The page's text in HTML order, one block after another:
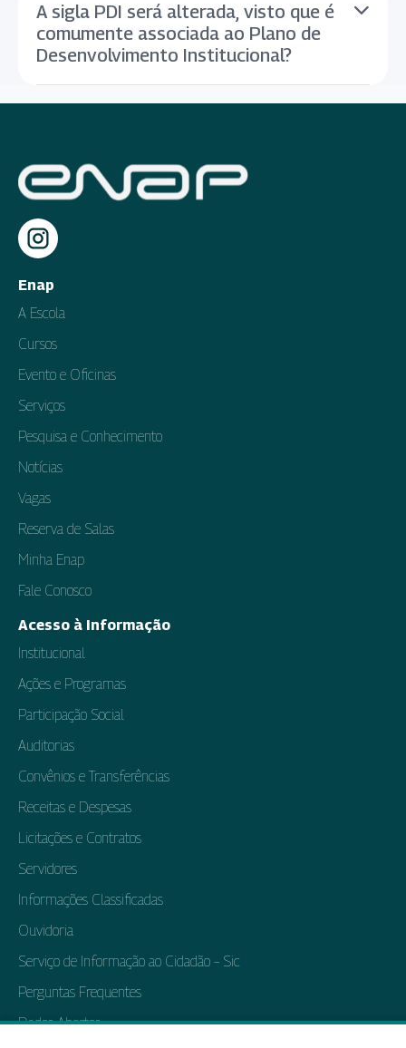
A sigla PDI será alterada, visto que é
comumente associada ao Plano de
Desenvolvimento Institucional?
Enap
A Escola
Cursos
Evento e Oficinas
Serviços
Pesquisa e Conhecimento
Notícias
Vagas
Reserva de Salas
Minha Enap
Fale Conosco
Acesso à Informação
Institucional
Ações e Programas
Participação Social
Auditorias
Convênios e Transferências
Receitas e Despesas
Licitações e Contratos
Servidores
Informações Classificadas
Ouvidoria
Serviço de Informação ao Cidadão – Sic
Perguntas Frequentes
Dados Abertos